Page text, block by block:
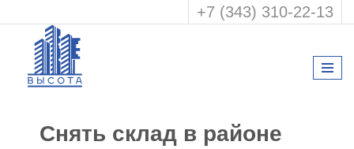
+7 (343) 310-22-13
Снять склад в районе